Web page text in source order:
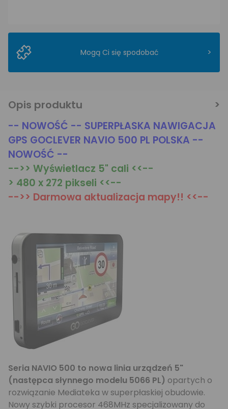
Mogą Ci się spodobać >
Opis produktu
-- NOWOŚĆ -- SUPERPŁASKA NAWIGACJA
GPS GOCLEVER NAVIO 500 PL POLSKA --
NOWOŚĆ --
-->> Wyświetlacz 5" cali <<--
> 480 x 272 pikseli <<--
-->> Darmowa aktualizacja mapy!! <<--
Seria NAVIO 500 to nowa linia urządzeń 5"
(następca słynnego modelu 5066 PL) opartych o
rozwiązanie Mediateka w superpłaskiej obudowie.
Nowy szybki procesor 468MHz specjalizowany do